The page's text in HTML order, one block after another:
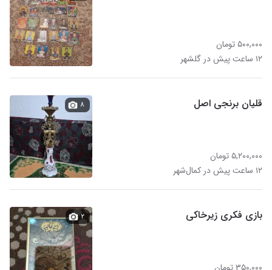
۵۰۰,۰۰۰ تومان
۱۲ ساعت پیش در گلشهر
قلیان برنجی اصل
۵,۲۰۰,۰۰۰ تومان
۱۲ ساعت پیش در کمال‌شهر
۸
بازی فکری زیرخاکی ۲